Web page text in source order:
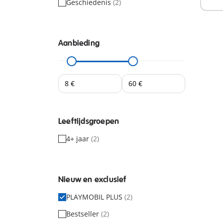
Geschiedenis (2)
Aanbieding
Leeftijdsgroepen
4+ jaar (2)
Nieuw en exclusief
PLAYMOBIL PLUS (2)
Bestseller (2)